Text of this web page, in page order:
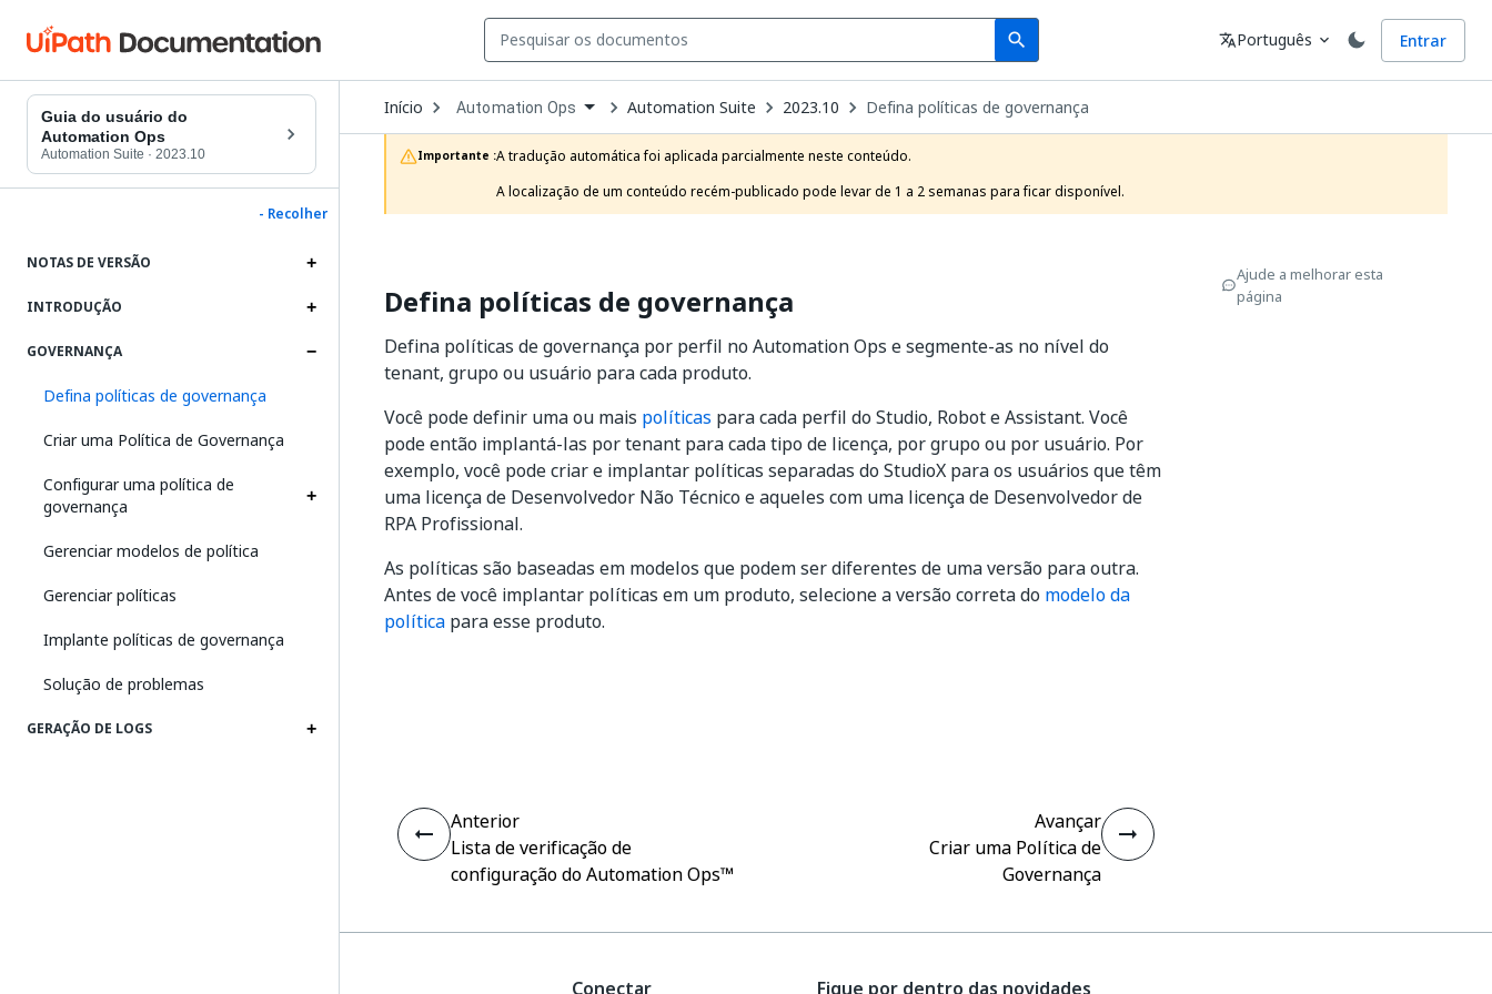
search
Search Idioma
translatePortuguês expand_more Entrar
Guia do usuário do
Automation Ops
Automation Suite · 2023.10
- Recolher
NOTAS DE VERSÃO
INTRODUÇÃO
GOVERNANÇA
Defina políticas de governança
Criar uma Política de Governança
Configurar uma política de
governança
Gerenciar modelos de política
Gerenciar políticas
Implante políticas de governança
Solução de problemas
GERAÇÃO DE LOGS
Início Open
Dropdown
to
choose
product
Automation Ops Automation Suite 2023.10 Defina políticas de governança
Importante :A tradução automática foi aplicada parcialmente neste conteúdo.
A localização de um conteúdo recém-publicado pode levar de 1 a 2 semanas para ficar disponível.
Defina políticas de governança
Defina políticas de governança por perfil no Automation Ops e segmente-as no nível do
tenant, grupo ou usuário para cada produto.
Você pode definir uma ou mais políticas para cada perfil do Studio, Robot e Assistant. Você
pode então implantá-las por tenant para cada tipo de licença, por grupo ou por usuário. Por
exemplo, você pode criar e implantar políticas separadas do StudioX para os usuários que têm
uma licença de Desenvolvedor Não Técnico e aqueles com uma licença de Desenvolvedor de
RPA Profissional.
As políticas são baseadas em modelos que podem ser diferentes de uma versão para outra.
Antes de você implantar políticas em um produto, selecione a versão correta do modelo da
política para esse produto.
Ajude a melhorar esta
página
Anterior
Lista de verificação de
configuração do Automation Ops™
Avançar
Criar uma Política de
Governança
Conectar Fique por dentro das novidades